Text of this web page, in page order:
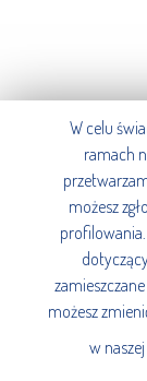
W celu
ramach
możesz
możesz
w naszej